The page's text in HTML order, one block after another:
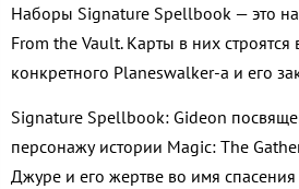
Наборы Signature Spellbook — это
From the Vault. Карты в них строятся
конкретного Planeswalker-а и его
Signature Spellbook: Gideon
персонажу истории Magic: The
Джуре и его жертве во имя